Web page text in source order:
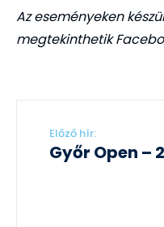
Az eseményeken
megtekinthetik
Előző hír:
Győr Open –